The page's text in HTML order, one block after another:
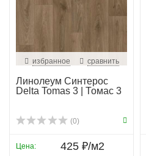
избранное сравнить
Линолеум Синтерос
Delta Tomas 3 | Томас 3
(0)
Цена: 425 ₽/м2